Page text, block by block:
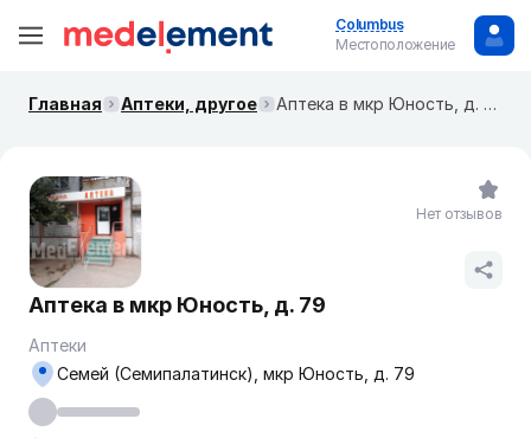
Columbus
Местоположение
Главная Аптеки, другое Аптека в мкр Юность, д. 79
Аптека в мкр Юность, д. 79
Аптеки
Семей (Семипалатинск), мкр Юность, д. 79
Нет отзывов